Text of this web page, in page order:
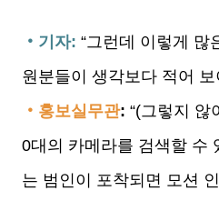
‧기자: “그런데 이렇게 많
원분들이 생각보다 적어
‧홍보실무관: “(그렇지 않
0대의 카메라를 검색할 수
는 범인이 포착되면 모션